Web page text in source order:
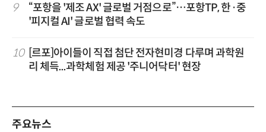
9
“포항을 '제조 AX' 글로벌 거점으로”…포항TP, 한·중
'피지컬 AI' 글로벌 협력 속도
10
[르포]아이들이 직접 첨단 전자현미경 다루며 과학원
리 체득...과학체험 제공 '주니어닥터' 현장
주요뉴스